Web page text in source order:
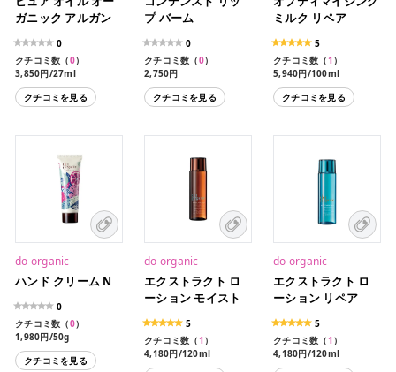
ガニック アルガン
0
クチコミ数（0）
3,850円/27ml
クチコミを見る
プ バーム
0
クチコミ数（0）
2,750円
クチコミを見る
ミルク リペア
5
クチコミ数（1 ）
5,940円/100ml
クチコミを見る
do organic
ハンド クリーム N
0
クチコミ数（0）
1,980円/50g
クチコミを見る
do organic
エクストラクト ロ
ーション モイスト
5
クチコミ数（1 ）
4,180円/120ml
do organic
エクストラクト ロ
ーション リペア
5
クチコミ数（1 ）
4,180円/120ml